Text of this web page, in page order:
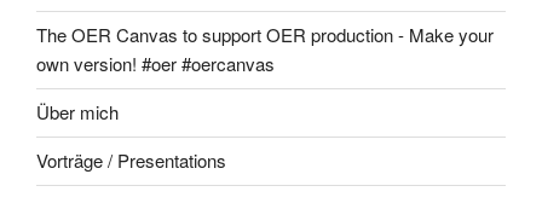
The OER Canvas to support OER production - Make your
own version! #oer #oercanvas
Über mich
Vorträge / Presentations